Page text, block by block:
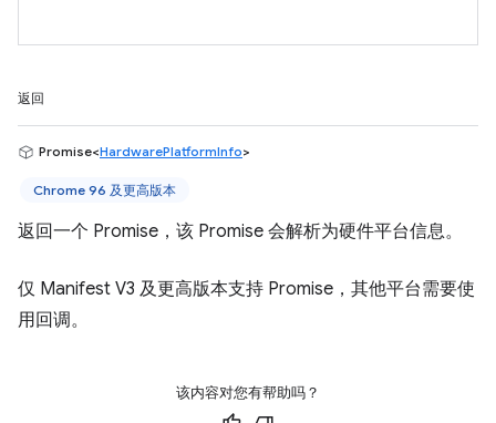
返回
Promise<HardwarePlatformInfo>
Chrome 96 及更高版本
返回一个 Promise，该 Promise 会解析为硬件平台信息。
仅 Manifest V3 及更高版本支持 Promise，其他平台需要使
用回调。
该内容对您有帮助吗？